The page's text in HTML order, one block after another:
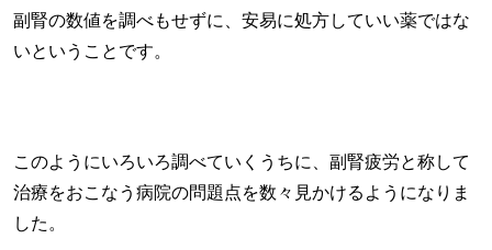
副腎の数値を調べもせずに、安易に処方していい薬ではな
いということです。
このようにいろいろ調べていくうちに、副腎疲労と称して
治療をおこなう病院の問題点を数々見かけるようになりま
した。